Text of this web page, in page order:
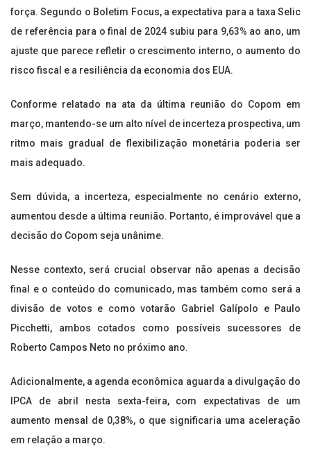
força. Segundo o Boletim Focus, a expectativa para a taxa Selic
de referência para o final de 2024 subiu para 9,63% ao ano, um
ajuste que parece refletir o crescimento interno, o aumento do
risco fiscal e a resiliência da economia dos EUA.
Conforme relatado na ata da última reunião do Copom em
março, mantendo-se um alto nível de incerteza prospectiva, um
ritmo mais gradual de flexibilização monetária poderia ser
mais adequado.
Sem dúvida, a incerteza, especialmente no cenário externo,
aumentou desde a última reunião. Portanto, é improvável que a
decisão do Copom seja unânime.
Nesse contexto, será crucial observar não apenas a decisão
final e o conteúdo do comunicado, mas também como será a
divisão de votos e como votarão Gabriel Galípolo e Paulo
Picchetti, ambos cotados como possíveis sucessores de
Roberto Campos Neto no próximo ano.
Adicionalmente, a agenda econômica aguarda a divulgação do
IPCA de abril nesta sexta-feira, com expectativas de um
aumento mensal de 0,38%, o que significaria uma aceleração
em relação a março.